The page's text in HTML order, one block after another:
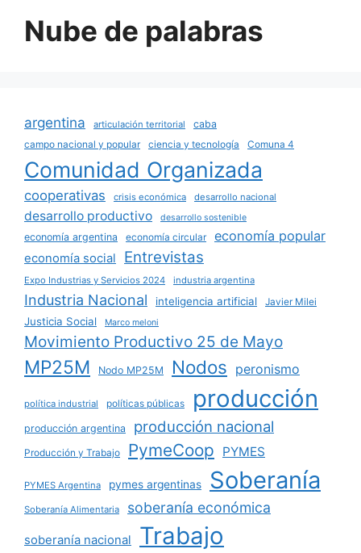
Nube de palabras
argentina articulación territorial
caba
campo nacional y popular
ciencia y tecnología Comuna 4
Comunidad Organizada
cooperativas crisis económica desarrollo nacional
desarrollo productivo desarrollo sostenible
economía argentina economía circular economía popular
economía social Entrevistas
Expo Industrias y Servicios 2024 industria argentina
Industria Nacional inteligencia artificial Javier Milei
Justicia Social Marco meloni
Movimiento Productivo 25 de Mayo
MP25M Nodo MP25M Nodos peronismo
política industrial políticas públicas producción
producción argentina producción nacional
Producción y Trabajo PymeCoop PYMES
PYMES Argentina pymes argentinas Soberanía
Soberanía Alimentaria soberanía económica
soberanía nacional Trabajo